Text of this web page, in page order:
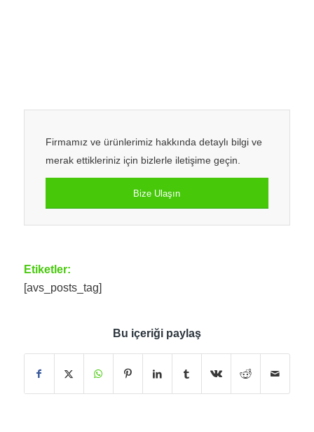
Firmamız ve ürünlerimiz hakkında detaylı bilgi ve
merak ettikleriniz için bizlerle iletişime geçin.
Bize Ulaşın
Etiketler:
[avs_posts_tag]
Bu içeriği paylaş